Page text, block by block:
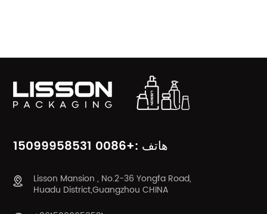
هاتف :+0086 15099958531
Lisson Mansion , No.2-36 Yongfa Road,
Huadu District,Guangzhou CHINA